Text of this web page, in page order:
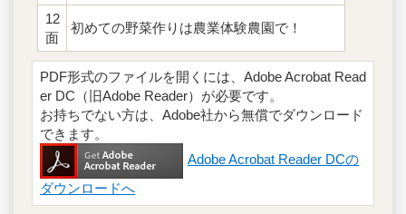
12
面
初めての野菜作りは農業体験農園で！
PDF形式のファイルを開くには、Adobe Acrobat Read
er DC（旧Adobe Reader）が必要です。
お持ちでない方は、Adobe社から無償でダウンロード
できます。
Adobe Acrobat Reader DCの
ダウンロードへ